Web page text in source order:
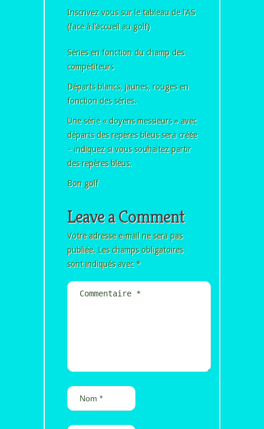
Inscrivez vous sur le tableau de l’AS
(face à l’accueil au golf)
Séries en fonction du champ des
compétiteurs
Départs blancs, jaunes, rouges en
fonction des séries.
Une série « doyens messieurs » avec
départs des repères bleus sera créée
– indiquez si vous souhaitez partir
des repères bleus.
Bon golf
Leave a Comment
Votre adresse e-mail ne sera pas
publiée. Les champs obligatoires
sont indiqués avec*